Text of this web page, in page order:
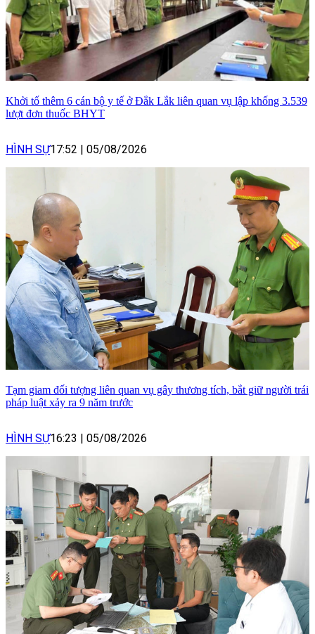
Khởi tố thêm 6 cán bộ y tế ở Đắk Lắk liên quan vụ lập khống 3.539
lượt đơn thuốc BHYT
HÌNH SỰ17:52 | 05/08/2026
Tạm giam đối tượng liên quan vụ gây thương tích, bắt giữ người trái
pháp luật xảy ra 9 năm trước
HÌNH SỰ16:23 | 05/08/2026